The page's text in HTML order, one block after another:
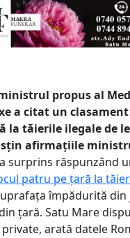
propus al
a citat un
la tăierile ilegale de
afirmațiile
surprins răspunzând
patru pe țară la
împădurită din
țară. Satu Mare
arată datele